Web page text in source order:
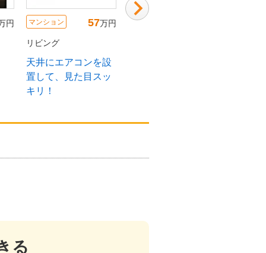
円 マンション 57万円
リビング
天井にエアコンを設
置して、見た目スッ
キリ！
マンション
る